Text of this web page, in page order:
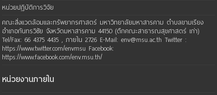
หน่วยปฏิบัติการวิจัย
คณะสิ่งแวดล้อมและทรัพยากรศาสตร์ มหาวิทยาลัยมหาสารคาม ตำบลขามเรียง
อำเภอกันทรวิชัย จังหวัดมหาสารคาม 44150 (ตึกคณะสาธารณสุขศาสตร์ เก่า)
Tel/Fax: 66 4375 4435 , ภายใน 2726 E-Mail: env@msu.ac.th Twitter :
https://www.twitter.com/envmsu Facebook:
https://www.facebook.com/env.msu.th/
หน่วยงานภายใน